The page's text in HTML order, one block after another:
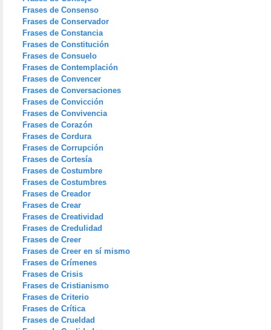
Frases de Consenso
Frases de Conservador
Frases de Constancia
Frases de Constitución
Frases de Consuelo
Frases de Contemplación
Frases de Convencer
Frases de Conversaciones
Frases de Convicción
Frases de Convivencia
Frases de Corazón
Frases de Cordura
Frases de Corrupción
Frases de Cortesía
Frases de Costumbre
Frases de Costumbres
Frases de Creador
Frases de Crear
Frases de Creatividad
Frases de Credulidad
Frases de Creer
Frases de Creer en sí mismo
Frases de Crímenes
Frases de Crisis
Frases de Cristianismo
Frases de Criterio
Frases de Crítica
Frases de Crueldad